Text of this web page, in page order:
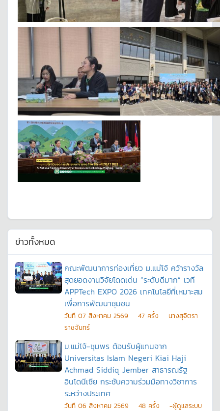
ข่าวทั้งหมด
คณะพัฒนาการท่องเที่ยว ม.แม่โจ้ คว้ารางวัล
สุดยอดงานวิจัยโดดเด่น “ระดับดีมาก” เวที
APPTech EXPO 2026 เทคโนโลยีที่เหมาะสม
เพื่อการพัฒนาชุมชน
วันที 07 สิงหาคม 2569 47 ครั้ง
นางสุจิตรา
ราชจันทร์
ม.แม่โจ้-ชุมพร ต้อนรับผู้แทนจาก
Universitas Islam Negeri Kiai Haji
Achmad Siddiq Jember สาธารณรัฐ
อินโดนีเซีย กระชับความร่วมมือทางวิชาการ
ระหว่างประเทศ
วันที 06 สิงหาคม 2569 48 ครั้ง
-ผู้ดูแลระบบ